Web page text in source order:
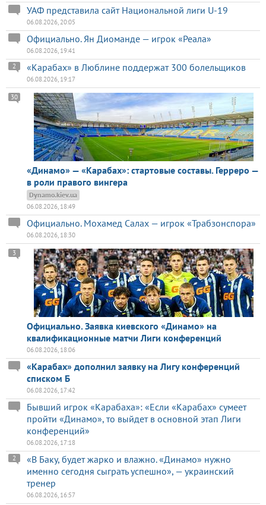
УАФ представила сайт Национальной лиги U-19
06.08.2026, 20:05
Официально. Ян Диоманде — игрок «Реала»
06.08.2026, 19:41
«Карабах» в Люблине поддержат 300 болельщиков
2
06.08.2026, 19:17
«Динамо» — «Карабах»: стартовые составы. Герреро —
в роли правого вингера
30
Dynamo.kiev.ua
06.08.2026, 18:49
Официально. Мохамед Салах — игрок «Трабзонспора»
06.08.2026, 18:30
Официально. Заявка киевского «Динамо» на
квалификационные матчи Лиги конференций
3
06.08.2026, 18:06
«Карабах» дополнил заявку на Лигу конференций
списком Б
06.08.2026, 17:42
Бывший игрок «Карабаха»: «Если «Карабах» сумеет
пройти «Динамо», то выйдет в основной этап Лиги
конференций»
06.08.2026, 17:18
«В Баку, будет жарко и влажно. «Динамо» нужно
именно сегодня сыграть успешно», — украинский
тренер
2
06.08.2026, 16:57